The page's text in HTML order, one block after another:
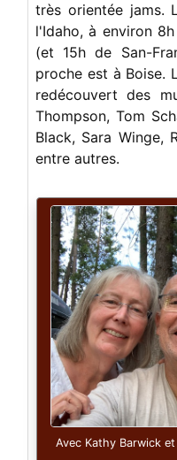
très orientée jams.
l'Idaho, à environ
(et 15h de San-
proche est à Boise.
redécouvert des
Thompson, Tom
Black, Sara Winge,
entre autres.
Avec Kathy Barwick